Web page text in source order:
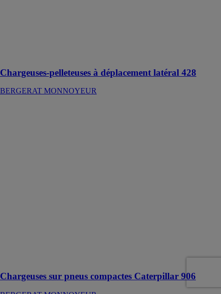
Chargeuses-pelleteuses à déplacement latéral 428
BERGERAT MONNOYEUR
Chargeuses sur pneus compactes Caterpillar 906